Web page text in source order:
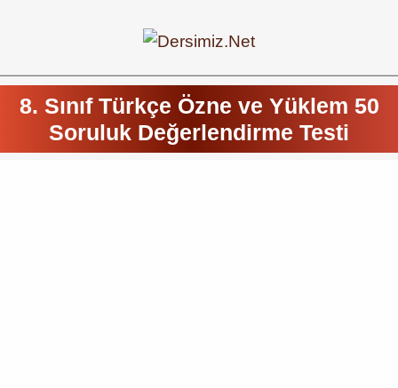
8. Sınıf Türkçe Özne ve Yüklem 50
Soruluk Değerlendirme Testi